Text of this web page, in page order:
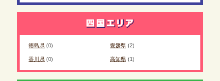
徳島県 (0) 愛媛県(2)
香川県 (0) 高知県(1)